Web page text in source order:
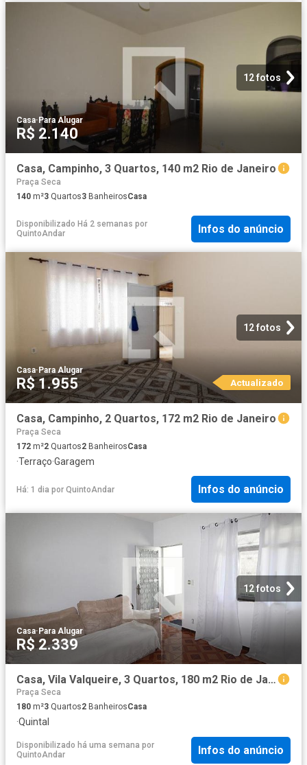
12 fotos
Casa· Para Alugar
R$ 2.140
Casa, Campinho, 3 Quartos, 140 m2 Rio de Janeiro
Praça Seca
140 m²3 Quartos3 BanheirosCasa
Disponibilizado Há 2 semanas por
QuintoAndar
Infos do anúncio
12 fotos
Casa· Para Alugar
R$ 1.955 Actualizado
Casa, Campinho, 2 Quartos, 172 m2 Rio de Janeiro
Praça Seca
172 m²2 Quartos2 BanheirosCasa
·Terraço·Garagem
Há: 1 dia por QuintoAndar Infos do anúncio
12 fotos
Casa·Para Alugar
R$ 2.339
Casa, Vila Valqueire, 3 Quartos, 180 m2 Rio de Janeiro
Praça Seca
180 m²3 Quartos2 BanheirosCasa
·Quintal
Disponibilizado há uma semana por
QuintoAndar
Infos do anúncio